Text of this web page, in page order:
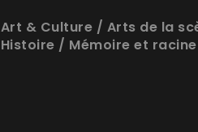
Art & Culture / Arts de la
Histoire / Mémoire et racine